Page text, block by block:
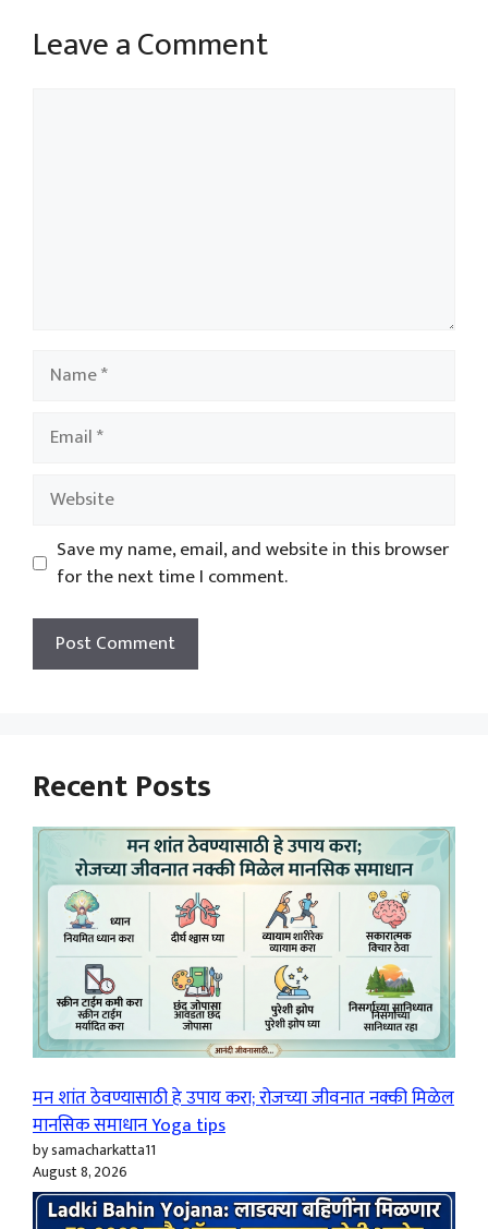
Leave a Comment
Name
Email
Website
Save my name, email, and website in this browser
for the next time I comment.
Recent Posts
मन शांत ठेवण्यासाठी हे उपाय करा; रोजच्या जीवनात नक्की मिळेल
मानसिक समाधान Yoga tips
by samacharkatta11
August 8, 2026